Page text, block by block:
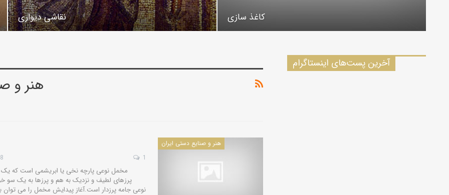
نقاشی دیواری کاغذ سازی
هنر و
هنر و صنایع دستی ایران
1
مخمل نوعی پارچه نخی یا ابریشمی است که
پرزهای لطیف و نزدیک به هم و پرزها به یک سو
نوعی جامه پرزدار است.آغاز پیدایش مخمل را می توان
آخرین پست‌های اینستاگرام
کاروانسراها و قلعه‌های استان یزد
کاروانسرای رباط زین